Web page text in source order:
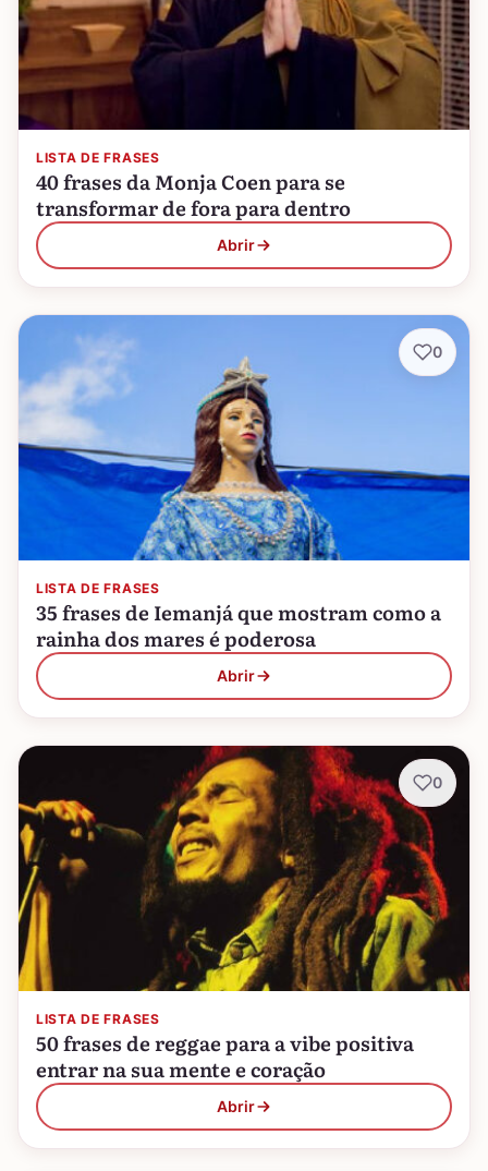
LISTA DE FRASES
40 frases da Monja Coen para se
transformar de fora para dentro
Abrir
LISTA DE FRASES
35 frases de Iemanjá que mostram como a
rainha dos mares é poderosa
Abrir
0
LISTA DE FRASES
50 frases de reggae para a vibe positiva
entrar na sua mente e coração
Abrir
0